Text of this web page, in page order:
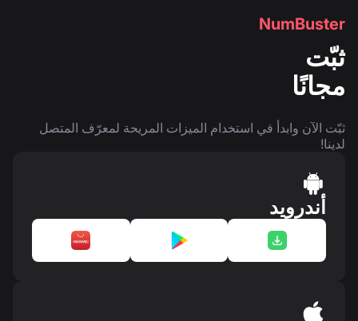
NumBuster
ثبّت
مجانًا
ثبّت الآن وابدأ في استخدام الميزات المريحة لمعرّف المتصل
لدينا!
أندرويد